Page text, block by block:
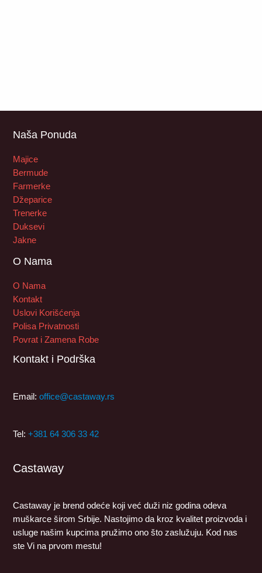
Naša Ponuda
Majice
Bermude
Farmerke
Džeparice
Trenerke
Duksevi
Jakne
O Nama
O Nama
Kontakt
Uslovi Korišćenja
Polisa Privatnosti
Povrat i Zamena Robe
Kontakt i Podrška
Email:office@castaway.rs
Tel:+381 64 306 33 42
Castaway
Castaway je brend odeće koji već duži niz godina odeva
muškarce širom Srbije. Nastojimo da kroz kvalitet proizvoda i
usluge našim kupcima pružimo ono što zaslužuju. Kod nas
ste Vi na prvom mestu!